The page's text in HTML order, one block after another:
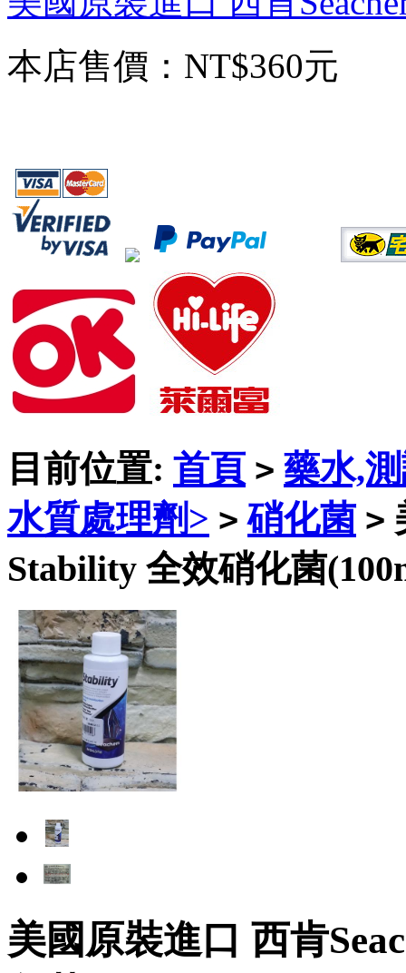
本店售價： NT$360元
目前位置: 首頁 > 藥水,
水質處理劑> > 硝化菌 >
Stability 全效硝化菌
美國原裝進口 西肯